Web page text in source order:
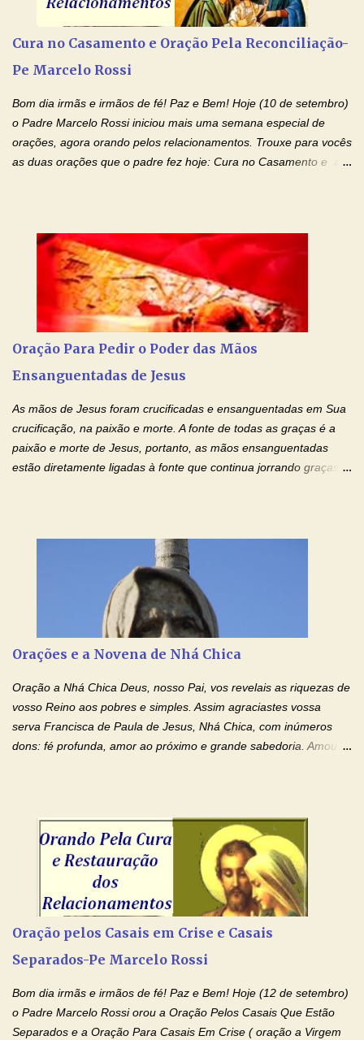
e reina pelos séculos dos séculos. Amém! Oração De Cura De
Todas As Doenças Senhor Jesus, suplicamos no poder de Teu
Nome † (sinal da cruz), que está acima de todo Nome, que todos
os padrões de enfermidade física transmitidos em minha linha de
os laços...
Cura no Casamento e Oração Pela Reconciliação-
Pe Marcelo Rossi
Bom dia irmãs e irmãos de fé! Paz e Bem! Hoje (10 de setembro)
o Padre Marcelo Rossi iniciou mais uma semana especial de
orações, agora orando pelos relacionamentos. Trouxe para vocês
as duas orações que o padre fez hoje: Cura no Casamento e a
com o Momento de Fé. Que Deus abençoe e que todo
relacionamento seja fortalecido e curado no amor Ágape de
Jesus. Adriana-Devoção e Fé Mensagem do Padre Marcelo Rossi
em seu Facebook: Amados, iniciamos uma semana para orar
pelos relacionamentos. Diz a Bíblia sagrada: "O amor é paciente,
o amor é prestativo; não é invejoso, não se ostenta, não se incha
de orgulho. Nada faz de inconveniente, não procura o seu próprio
interesse, não se irrita, não guarda rancor. Não se alegra com a
Oração Para Pedir o Poder das Mãos
Ensanguentadas de Jesus
As mãos de Jesus foram crucificadas e ensanguentadas em Sua
crucificação, na paixão e morte. A fonte de todas as graças é a
paixão e morte de Jesus, portanto, as mãos ensanguentadas
estão diretamente ligadas à fonte que continua jorrando graças
ensanguentadas, chagadas e abertas, sobre mim, neste
momento. Sinto-me completamente sem forças para prosseguir,
carregando as minhas cruzes. Preciso que a força e o poder de
Tuas Mãos, que suportaram a mais profunda dor ao serem
pregadas na Cruz, reergam-me e curem-me agora. Jesus, não
peço somente por mim, mas também por todos aqueles que mais
amo. Nós precisamos desesperadamente de cura física e
espiritual, através do toque consolador de tuas Mãos
ensanguentadas e infinitamente poderosas. Eu reconheço,
apesar de toda a minha limitação e da infinidade dos meus ...
Orações e a Novena de Nhá Chica
Oração a Nhá Chica Deus, nosso Pai, vos revelais as riquezas de
vosso Reino aos pobres e simples. Assim agraciastes vossa
serva Francisca de Paula de Jesus, Nhá Chica, com inúmeros
dons: fé profunda, amor ao próximo e grande sabedoria. Amou a
Senhor Jesus Cristo, vosso Filho, na unidade do Espírito Santo.
Amém. Novena a Nhá Chica (Oração para obter os favores
celestiais através da intercessão da Serva de Deus Nhá Chica)
(Rezar durante nove dias seguidos ou intercalados) Nhá Chica,
recorro a vós como intercessora entre a Bondade Divina e as
necessidades humanas. Peço-vos, como favor espiritual, que
entregueis nas mãos do Santíssimo o meu pedido urgente (Fazer
o pedido). Acolhei, Nhá Chica, no vosso coração bondoso as
Oração pelos Casais em Crise e Casais
Separados-Pe Marcelo Rossi
Bom dia irmãs e irmãos de fé! Paz e Bem! Hoje (12 de setembro)
o Padre Marcelo Rossi orou a Oração Pelos Casais Que Estão
Separados e a Oração Para Casais Em Crise ( oração a Virgem